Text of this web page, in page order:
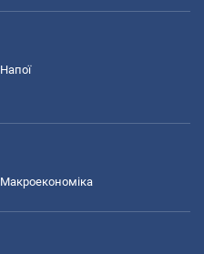
Напої
Макроекономіка